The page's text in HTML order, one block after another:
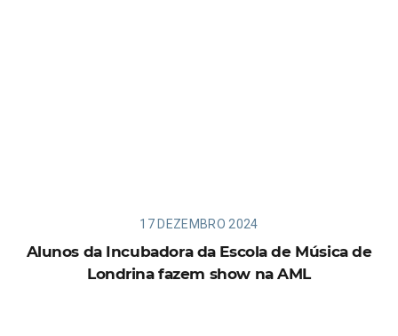
17 DEZEMBRO 2024
Alunos da Incubadora da Escola de Música de
Londrina fazem show na AML